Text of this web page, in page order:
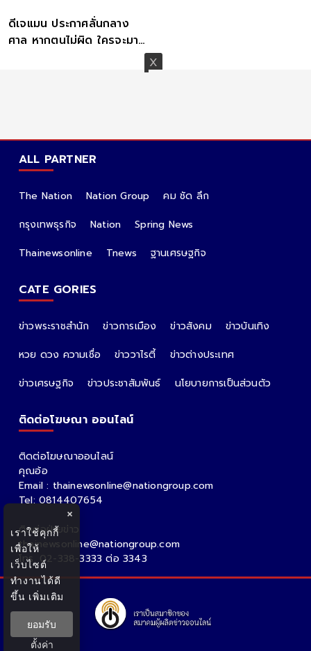
ดีเจแมน ประกาศลั่นกลาง
ศาล หากตนไม่ผิด ใครจะมา
ALL PARTNER
The Nation Nation Group
คม ชัด ลึก
กรุงเทพธุรกิจ
Nation
Spring News
Thainewsonline
Tnews ฐานเศรษฐกิจ
CATE GORIES
ข่าวพระราชสำนัก ข่าวการเมือง ข่าวสังคม
ข่าวบันเทิง
หวย ดวง ความเชื่อ
ข่าววาไรตี้
ข่าวต่างประเทศ
ข่าวเศรษฐกิจ
ข่าวประชาสัมพันธ์ นโยบายการเป็นส่วนตัว
ติดต่อโฆษณา ออนไลน์
ติดต่อโฆษณาออนไลน์
คุณอ้อ
Email : thainewsonline@nationgroup.com
Tel: 0814407654
ติดต่อฝ่ายข่าว
thainewsonline@nationgroup.com
โทร. 02-338-3333 ต่อ 3343
×
เราใช้คุกกี้
เพื่อให้
เว็บไซต์
ทำงานได้ดี
ขึ้น เพิ่มเติม
ยอมรับ
ตั้งค่า